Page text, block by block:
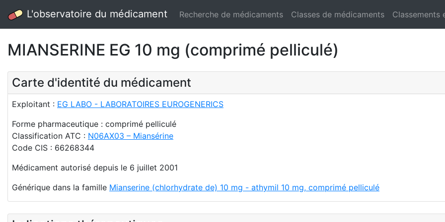
L'observatoire du médicament Recherche de médicaments Classes de médicaments Classements
MIANSERINE EG 10 mg (comprimé pelliculé)
Carte d'identité du médicament
Exploitant : EG LABO - LABORATOIRES EUROGENERICS
Forme pharmaceutique : comprimé pelliculé
Classification ATC : N06AX03 – Miansérine
Code CIS : 66268344
Médicament autorisé depuis le 6 juillet 2001
Générique dans la famille Mianserine (chlorhydrate de) 10 mg - athymil 10 mg, comprimé pelliculé